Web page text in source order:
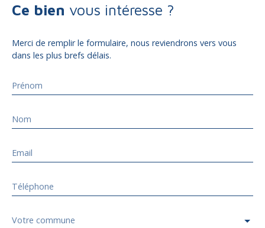
Ce bien vous intéresse ?
Merci de remplir le formulaire, nous reviendrons vers vous
dans les plus brefs délais.
Prénom
Nom
Email
Téléphone
Votre commune